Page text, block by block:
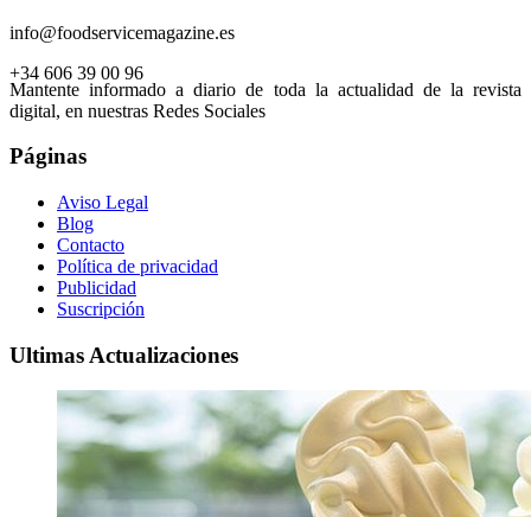
info@foodservicemagazine.es
+34 606 39 00 96
Mantente informado a diario de toda la actualidad de la revista
digital, en nuestras Redes Sociales
Páginas
Aviso Legal
Blog
Contacto
Política de privacidad
Publicidad
Suscripción
Ultimas Actualizaciones